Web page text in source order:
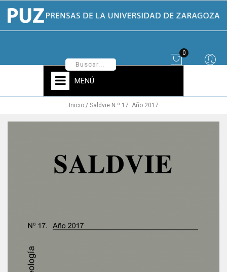
0
MENÚ
Inicio Saldvie N.º 17. Año 2017